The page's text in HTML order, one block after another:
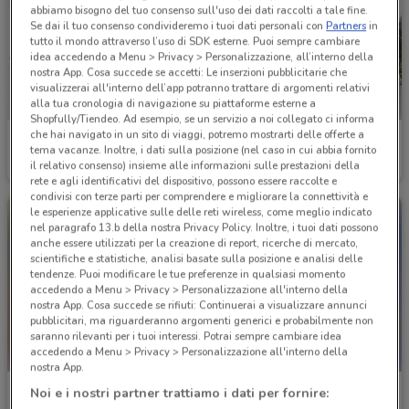
Douglas
Scade il 22/09 2.3 km
Conbipel
Scade il 22/09
Bricofer Amico Shop
abbiamo bisogno del tuo consenso sull'uso dei dati raccolti a tale fine.
Se dai il tuo consenso condivideremo i tuoi dati personali conPartnersin
tutto il mondo attraverso l’uso di SDK esterne. Puoi sempre cambiare
idea accedendo a Menu > Privacy > Personalizzazione, all’interno della
nostra App. Cosa succede se accetti: Le inserzioni pubblicitarie che
visualizzerai all'interno dell’app potranno trattare di argomenti relativi
alla tua cronologia di navigazione su piattaforme esterne a
Shopfully/Tiendeo. Ad esempio, se un servizio a noi collegato ci informa
che hai navigato in un sito di viaggi, potremo mostrarti delle offerte a
tema vacanze. Inoltre, i dati sulla posizione (nel caso in cui abbia fornito
il relativo consenso) insieme alle informazioni sulle prestazioni della
rete e agli identificativi del dispositivo, possono essere raccolte e
condivisi con terze parti per comprendere e migliorare la connettività e
le esperienze applicative sulle delle reti wireless, come meglio indicato
nel paragrafo 13.b della nostra Privacy Policy. Inoltre, i tuoi dati possono
anche essere utilizzati per la creazione di report, ricerche di mercato,
scientifiche e statistiche, analisi basate sulla posizione e analisi delle
tendenze. Puoi modificare le tue preferenze in qualsiasi momento
accedendo a Menu > Privacy > Personalizzazione all'interno della
nostra App. Cosa succede se rifiuti: Continuerai a visualizzare annunci
pubblicitari, ma riguarderanno argomenti generici e probabilmente non
saranno rilevanti per i tuoi interessi. Potrai sempre cambiare idea
accedendo a Menu > Privacy > Personalizzazione all'interno della
nostra App.
Noi e i nostri partner trattiamo i dati per fornire: